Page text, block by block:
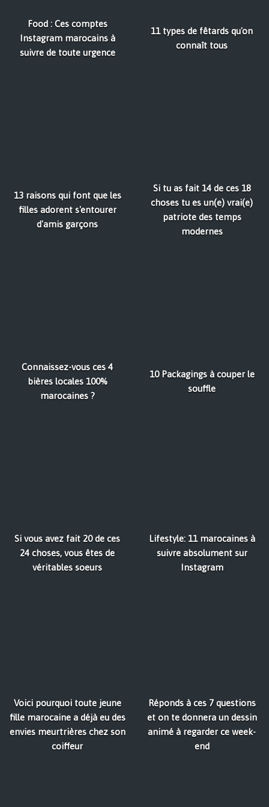
Food : Ces comptes
Instagram marocains à
suivre de toute urgence
11 types de fêtards qu'on
connaît tous
13 raisons qui font que les
filles adorent s'entourer
d'amis garçons
Si tu as fait 14 de ces 18
choses tu es un(e) vrai(e)
patriote des temps
modernes
Connaissez-vous ces 4
bières locales 100%
marocaines ?
10 Packagings à couper le
souffle
Si vous avez fait 20 de ces
24 choses, vous êtes de
véritables soeurs
Lifestyle: 11 marocaines à
suivre absolument sur
Instagram
Voici pourquoi toute jeune
fille marocaine a déjà eu des
envies meurtrières chez son
coiffeur
Réponds à ces 7 questions
et on te donnera un dessin
animé à regarder ce week-
end